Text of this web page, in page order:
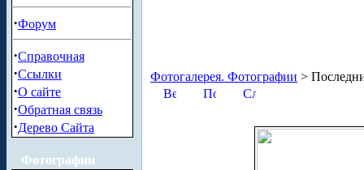
·Форум
·Справочная
·Ссылки
·О сайте
·Обратная связь
·Дерево Сайта
Фотографии
Фотогалерея. Фотографии >